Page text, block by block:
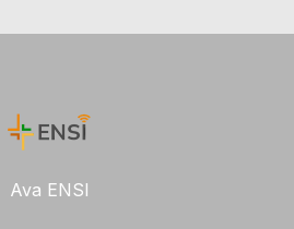
Ava ENSI